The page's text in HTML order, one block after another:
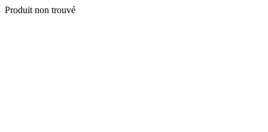
Produit non trouvé